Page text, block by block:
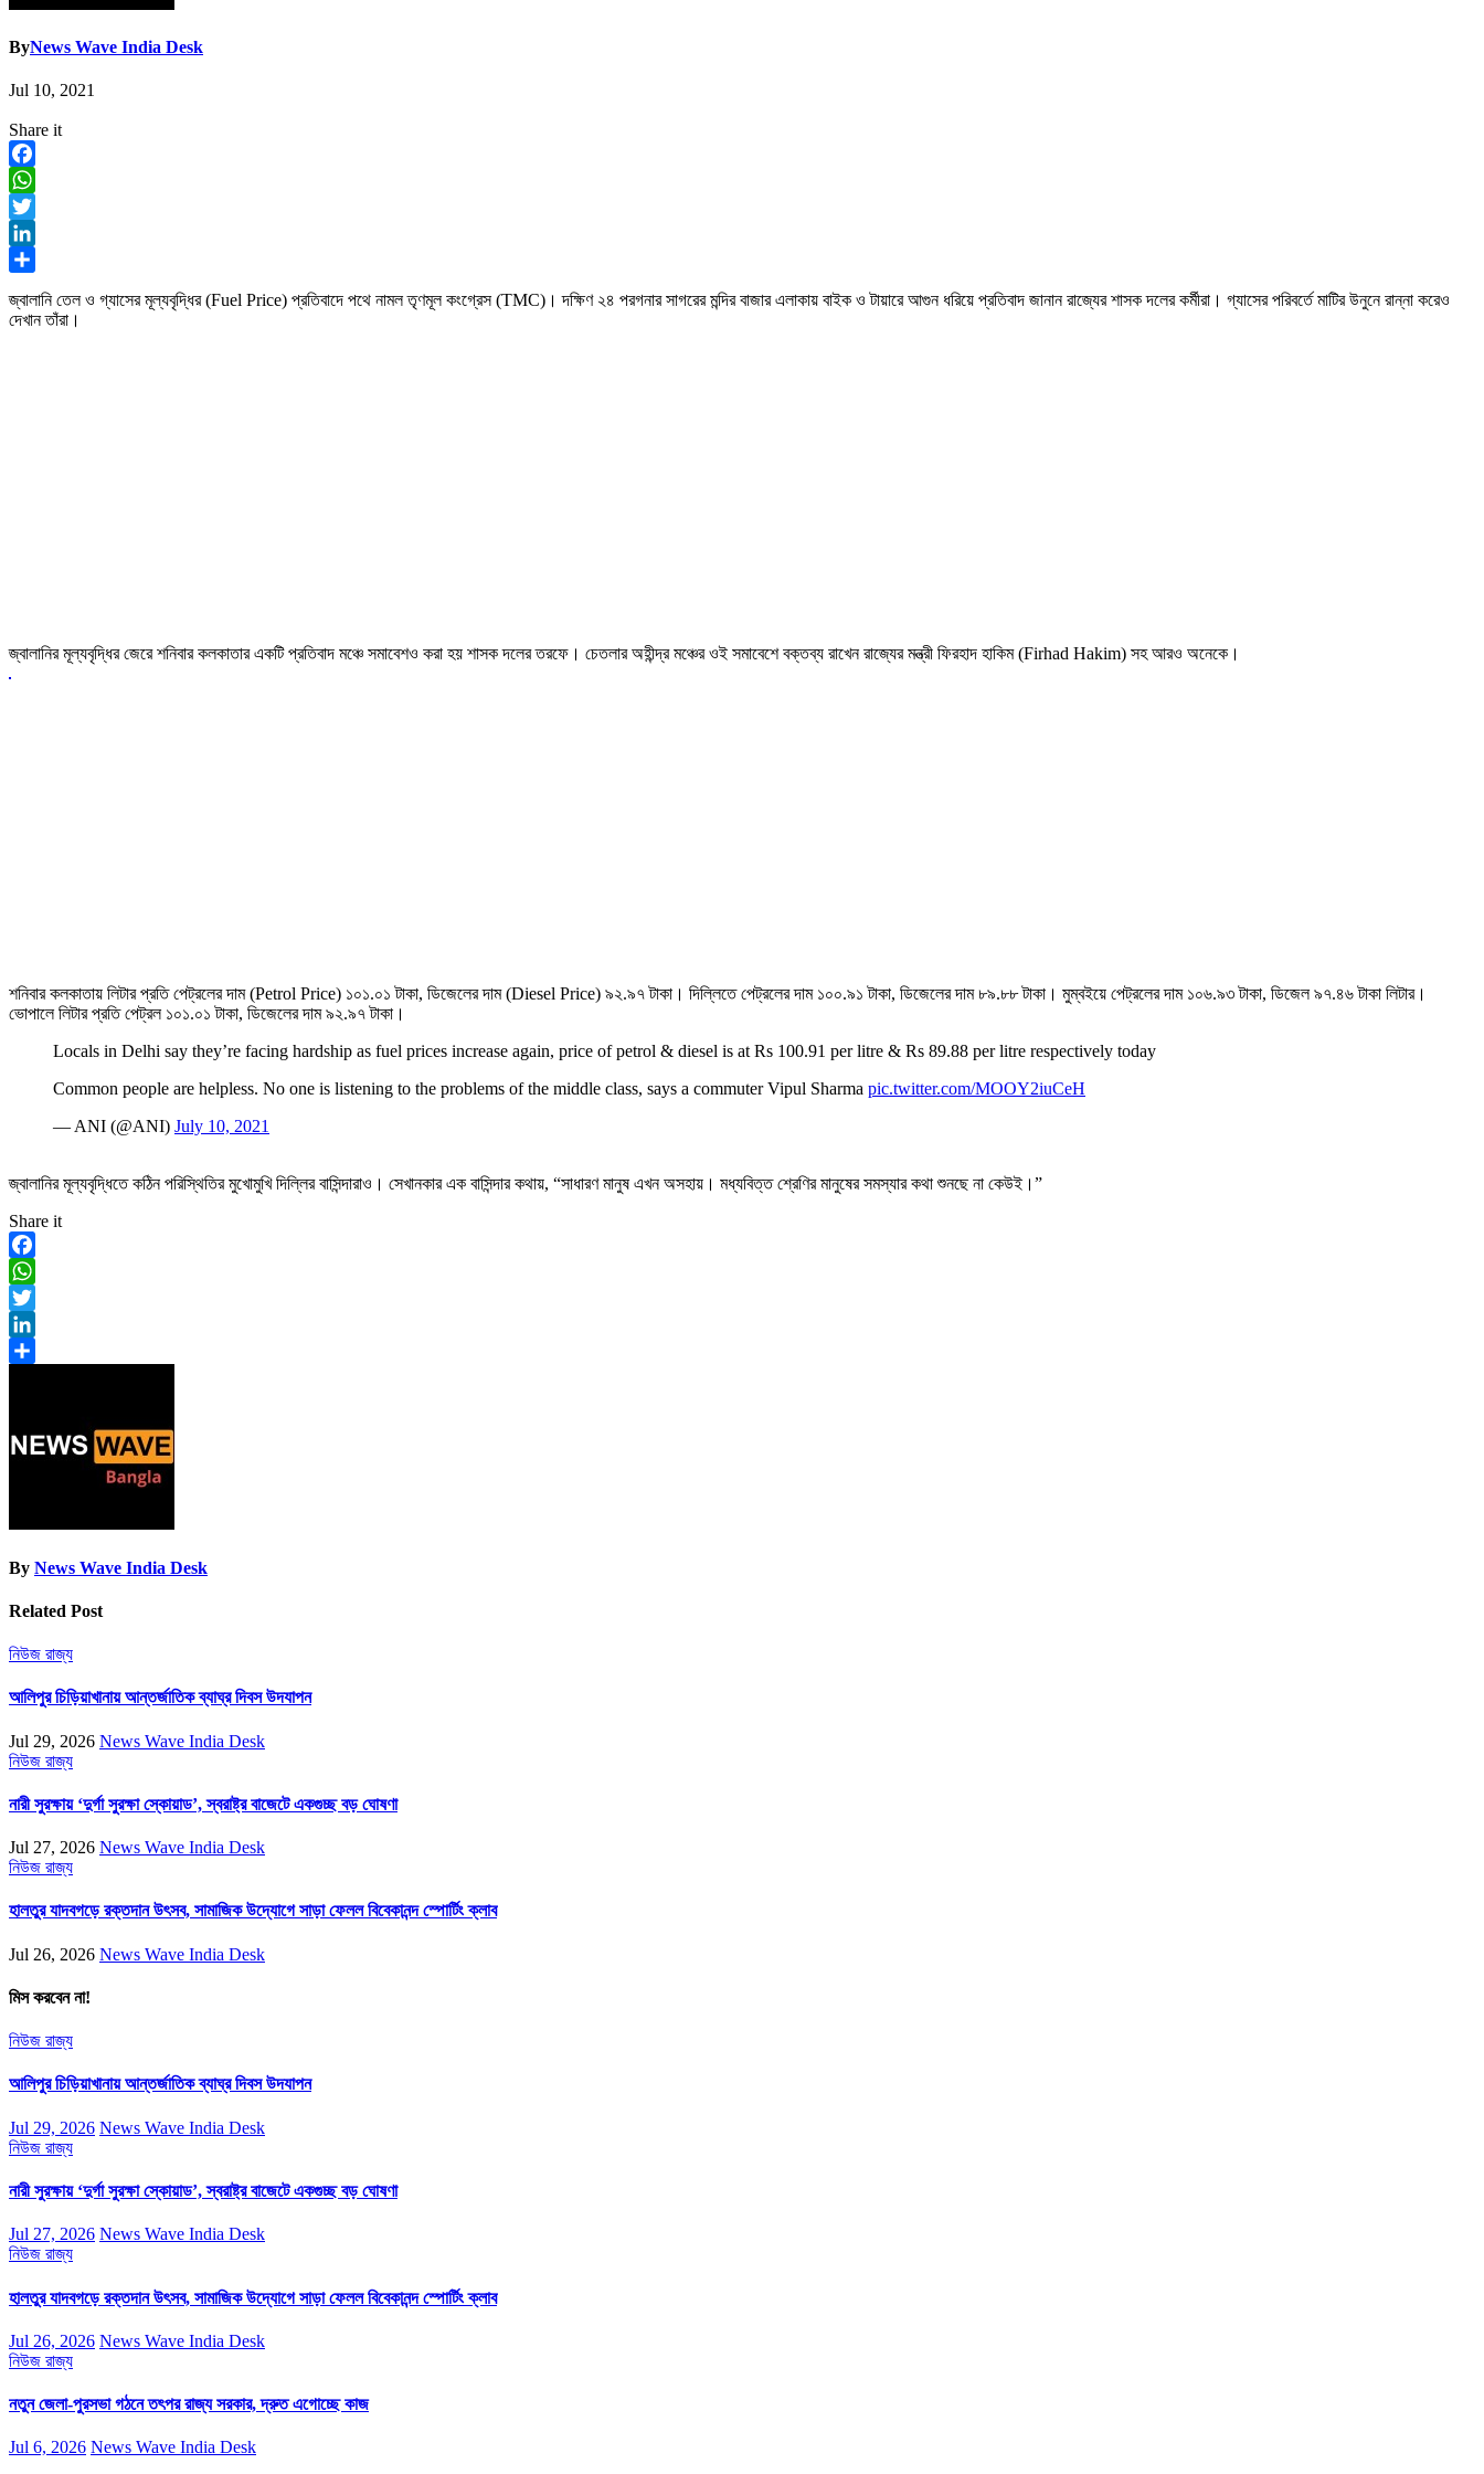
ByNews Wave India Desk
Jul 10, 2021
Share it
Facebook
WhatsApp
Twitter
LinkedIn
জ্বালানি তেল ও গ্যাসের মূল্যবৃদ্ধির (Fuel Price) প্রতিবাদে পথে নামল তৃণমূল কংগ্রেস (TMC)। দক্ষিণ ২৪ পরগনার সাগরের মন্দির বাজার এলাকায় বাইক ও টায়ারে আগুন ধরিয়ে প্রতিবাদ জানান রাজ্যের শাসক দলের কর্মীরা। গ্যাসের পরিবর্তে মাটির উনুনে রান্না করেও
দেখান তাঁরা।
জ্বালানির মূল্যবৃদ্ধির জেরে শনিবার কলকাতার একটি প্রতিবাদ মঞ্চে সমাবেশও করা হয় শাসক দলের তরফে। চেতলার অহীন্দ্র মঞ্চের ওই সমাবেশে বক্তব্য রাখেন রাজ্যের মন্ত্রী ফিরহাদ হাকিম (Firhad Hakim) সহ আরও অনেকে।
শনিবার কলকাতায় লিটার প্রতি পেট্রলের দাম (Petrol Price) ১০১.০১ টাকা, ডিজেলের দাম (Diesel Price) ৯২.৯৭ টাকা। দিল্লিতে পেট্রলের দাম ১০০.৯১ টাকা, ডিজেলের দাম ৮৯.৮৮ টাকা। মুম্বইয়ে পেট্রলের দাম ১০৬.৯৩ টাকা, ডিজেল ৯৭.৪৬ টাকা লিটার।
ভোপালে লিটার প্রতি পেট্রল ১০১.০১ টাকা, ডিজেলের দাম ৯২.৯৭ টাকা।
Locals in Delhi say they’re facing hardship as fuel prices increase again, price of petrol & diesel is at Rs 100.91 per litre & Rs 89.88 per litre respectively today
Common people are helpless. No one is listening to the problems of the middle class, says a commuter Vipul Sharma pic.twitter.com/MOOY2iuCeH
— ANI (@ANI) July 10, 2021
জ্বালানির মূল্যবৃদ্ধিতে কঠিন পরিস্থিতির মুখোমুখি দিল্লির বাসিন্দারাও। সেখানকার এক বাসিন্দার কথায়, “সাধারণ মানুষ এখন অসহায়। মধ্যবিত্ত শ্রেণির মানুষের সমস্যার কথা শুনছে না কেউই।”
Share it
Facebook
WhatsApp
Twitter
LinkedIn
By News Wave India Desk
Related Post
নিউজ রাজ্য
আলিপুর চিড়িয়াখানায় আন্তর্জাতিক ব্যাঘ্র দিবস উদযাপন
Jul 29, 2026 News Wave India Desk
নিউজ রাজ্য
নারী সুরক্ষায় ‘দুর্গা সুরক্ষা স্কোয়াড’, স্বরাষ্ট্র বাজেটে একগুচ্ছ বড় ঘোষণা
Jul 27, 2026 News Wave India Desk
নিউজ রাজ্য
হালতুর যাদবগড়ে রক্তদান উৎসব, সামাজিক উদ্যোগে সাড়া ফেলল বিবেকানন্দ স্পোর্টিং ক্লাব
Jul 26, 2026 News Wave India Desk
মিস করবেন না!
নিউজ রাজ্য
আলিপুর চিড়িয়াখানায় আন্তর্জাতিক ব্যাঘ্র দিবস উদযাপন
Jul 29, 2026 News Wave India Desk
নিউজ রাজ্য
নারী সুরক্ষায় ‘দুর্গা সুরক্ষা স্কোয়াড’, স্বরাষ্ট্র বাজেটে একগুচ্ছ বড় ঘোষণা
Jul 27, 2026 News Wave India Desk
নিউজ রাজ্য
হালতুর যাদবগড়ে রক্তদান উৎসব, সামাজিক উদ্যোগে সাড়া ফেলল বিবেকানন্দ স্পোর্টিং ক্লাব
Jul 26, 2026 News Wave India Desk
নিউজ রাজ্য
নতুন জেলা-পুরসভা গঠনে তৎপর রাজ্য সরকার, দ্রুত এগোচ্ছে কাজ
Jul 6, 2026 News Wave India Desk